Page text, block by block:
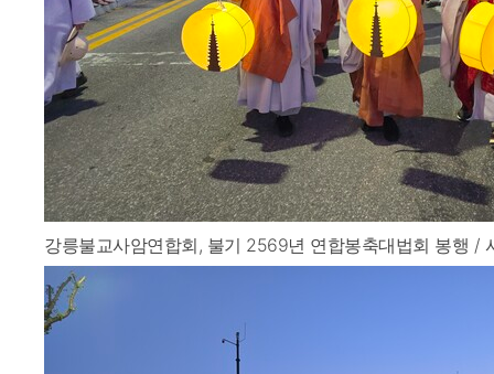
강릉불교사암연합회, 불기 2569년 연합봉축대법회 봉행 /